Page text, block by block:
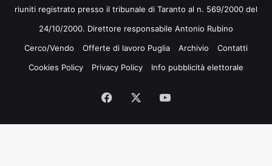
riuniti registrato presso il tribunale di Taranto al n. 569/2000 del
24/10/2000. Direttore responsabile Antonio Rubino
Cerco/Vendo
Offerte di lavoro Puglia Archivio
Contatti
Cookies Policy
Privacy Policy Info pubblicità elettorale
Facebook
Tube